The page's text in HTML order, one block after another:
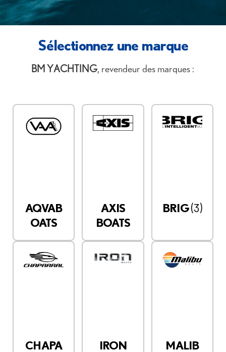
Sélectionnez une marque
BM YACHTING, revendeur des marques :
AQVAB
OATS
AXIS
BOATS
BRIG(3)
CHAPA
IRON
MALIB